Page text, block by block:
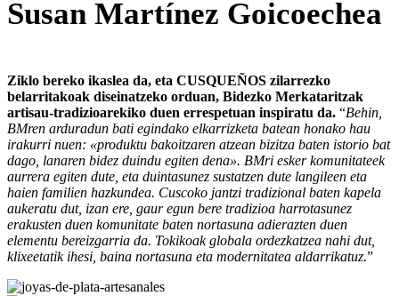
Susan Martínez Goicoechea
Ziklo bereko ikaslea da, eta CUSQUEÑOS zilarrezko
belarritakoak diseinatzeko orduan, Bidezko Merkataritzak
artisau-tradizioarekiko duen errespetuan inspiratu da. “Behin,
BMren arduradun bati egindako elkarrizketa batean honako hau
irakurri nuen: «produktu bakoitzaren atzean bizitza baten istorio bat
dago, lanaren bidez duindu egiten dena». BMri esker komunitateek
aurrera egiten dute, eta duintasunez sustatzen dute langileen eta
haien familien hazkundea. Cuscoko jantzi tradizional baten kapela
aukeratu dut, izan ere, gaur egun bere tradizioa harrotasunez
erakusten duen komunitate baten nortasuna adierazten duen
elementu bereizgarria da. Tokikoak globala ordezkatzea nahi dut,
klixeetatik ihesi, baina nortasuna eta modernitatea aldarrikatuz.”